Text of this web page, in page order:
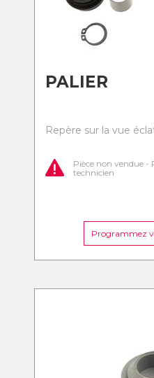
PALIER
Repère sur la vue
Pièce non vendue -
technicien
Programmez